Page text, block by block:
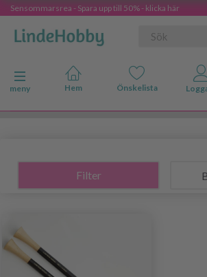
Sensommarsrea - Spara upp till 50% - klicka här
Ändra navigering
meny
Filter